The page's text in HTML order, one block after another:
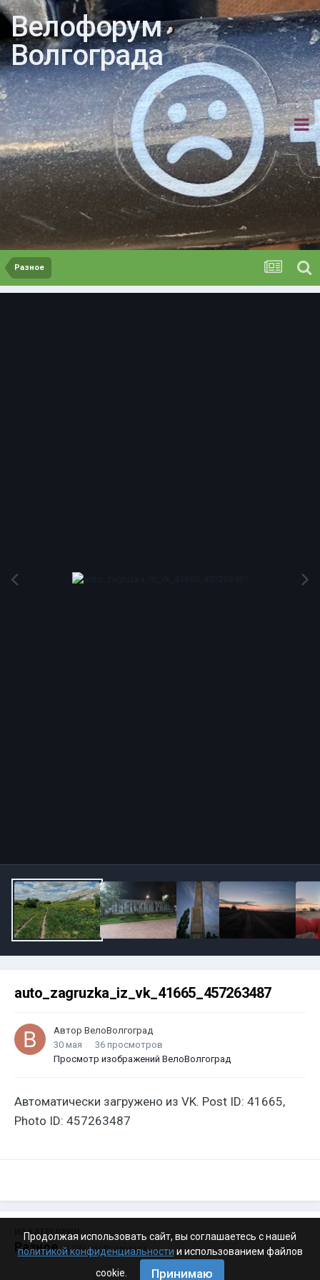
Велофорум
Волгограда
Разное
auto_zagruzka_iz_vk_41665_457263487
Автор ВелоВолгоград
30 мая
36 просмотров
Просмотр изображений ВелоВолгоград
Автоматически загружено из VK. Post ID: 41665,
Photo ID: 457263487
ИЗ КАТЕГОРИИ:
Разное · 4 199 изображений
Продолжая использовать сайт, вы соглашаетесь с нашей
политикой конфиденциальности и использованием файлов
cookie.
Принимаю